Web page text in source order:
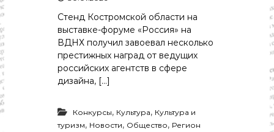
Стенд Костромской области на
выставке-форуме «Россия» на
ВДНХ получил завоевал несколько
престижных наград от ведущих
российских агентств в сфере
дизайна, […]
Конкурсы, Культура, Культура и
туризм, Новости, Общество, Регион